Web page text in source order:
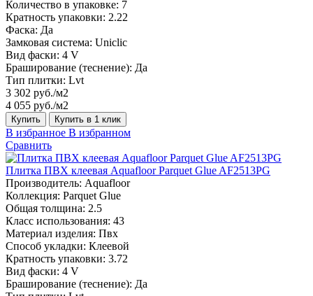
Количество в упаковке: 7
Кратность упаковки: 2.22
Фаска: Да
Замковая система: Uniclic
Вид фаски: 4 V
Браширование (теснение): Да
Тип плитки: Lvt
3 302 руб./м2
4 055 руб./м2
Купить Купить в 1 клик
В избранное В избранном
Сравнить
Плитка ПВХ клеевая Aquafloor Parquet Glue AF2513PG
Производитель: Aquafloor
Коллекция: Parquet Glue
Общая толщина: 2.5
Класс использования: 43
Материал изделия: Пвх
Способ укладки: Клеевой
Кратность упаковки: 3.72
Вид фаски: 4 V
Браширование (теснение): Да